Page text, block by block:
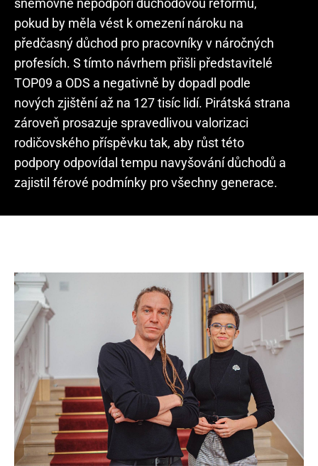
sněmovně nepodpoří důchodovou reformu,
pokud by měla vést k omezení nároku na
předčasný důchod pro pracovníky v náročných
profesích. S tímto návrhem přišli představitelé
TOP09 a ODS a negativně by dopadl podle
nových zjištění až na 127 tisíc lidí. Pirátská strana
zároveň prosazuje spravedlivou valorizaci
rodičovského příspěvku tak, aby růst této
podpory odpovídal tempu navyšování důchodů a
zajistil férové podmínky pro všechny generace.